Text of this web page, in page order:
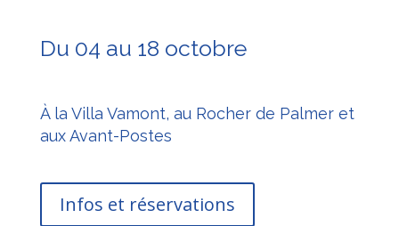
Du 04 au 18 octobre
À la Villa Vamont, au Rocher de Palmer et
aux Avant-Postes
Infos et réservations